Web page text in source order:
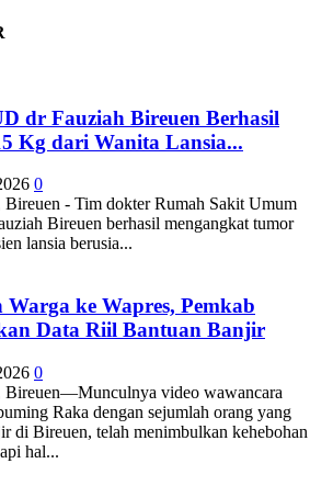
dr Fauziah Bireuen Berhasil
Kg dari Wanita Lansia...
0
- Tim dokter Rumah Sakit Umum
Bireuen berhasil mengangkat tumor
lansia berusia...
ke Wapres, Pemkab
Data Riil Bantuan Banjir
0
video wawancara
Raka dengan sejumlah orang yang
di Bireuen, telah menimbulkan kehebohan
hal...